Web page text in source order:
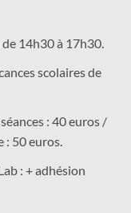
14h30 à 17h30.
scolaires de
: 40 euros /
: 50 euros.
: + adhésion